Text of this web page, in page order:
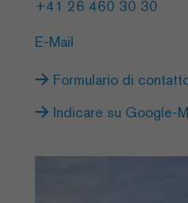
+41 26 460 30 30
E-Mail
Formulario di
Indicare su Google-